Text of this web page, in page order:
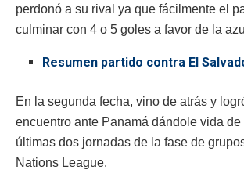
perdonó a su rival ya que fácilmente el
culminar con 4 o 5 goles a favor de la
Resumen partido contra El
En la segunda fecha, vino de atrás y
encuentro ante Panamá dándole vida de
últimas dos jornadas de la fase de
Nations League.